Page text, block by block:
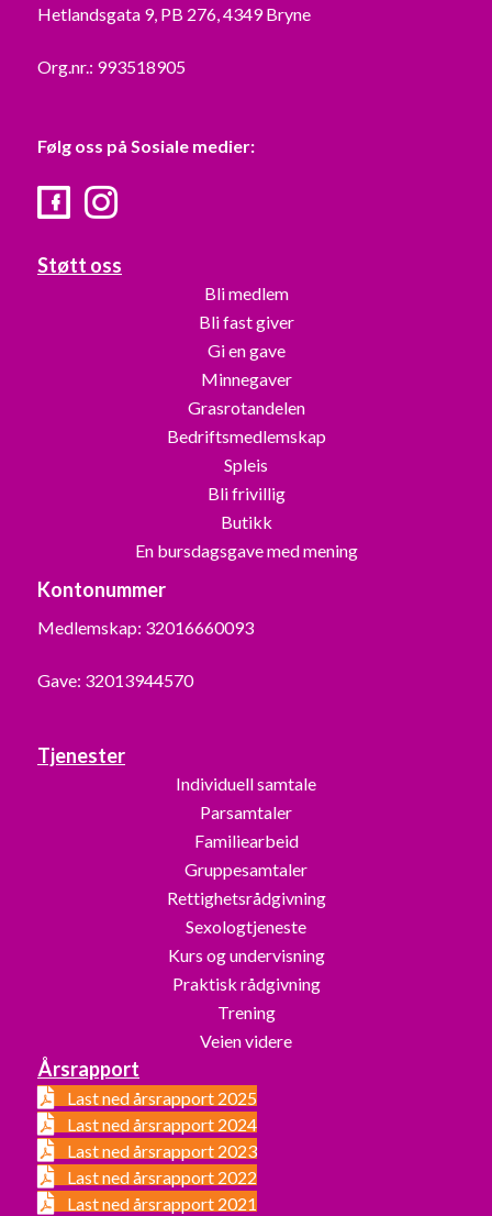
Hetlandsgata 9, PB 276, 4349 Bryne
Org.nr.: 993518905
Følg oss på Sosiale medier:
FacebookInstagram
Støtt oss
Bli medlem
Bli fast giver
Gi en gave
Minnegaver
Grasrotandelen
Bedriftsmedlemskap
Spleis
Bli frivillig
Butikk
En bursdagsgave med mening
Kontonummer
Medlemskap: 32016660093
Gave: 32013944570
Tjenester
Individuell samtale
Parsamtaler
Familiearbeid
Gruppesamtaler
Rettighetsrådgivning
Sexologtjeneste
Kurs og undervisning
Praktisk rådgivning
Trening
Veien videre
Årsrapport
Last ned årsrapport 2025
Last ned årsrapport 2024
Last ned årsrapport 2023
Last ned årsrapport 2022
Last ned årsrapport 2021